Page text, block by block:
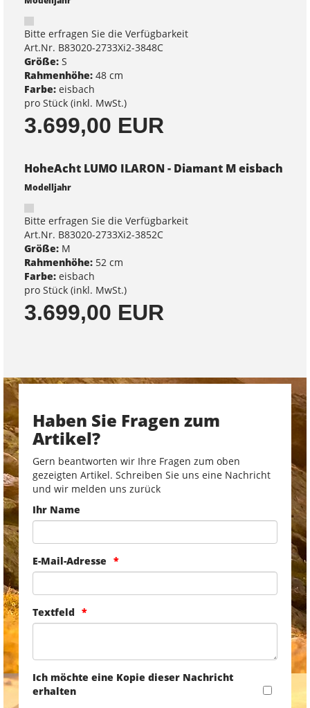
Bitte erfragen Sie die Verfügbarkeit
Art.Nr. B83020-2733Xi2-3848C
Größe: S
Rahmenhöhe: 48 cm
Farbe: eisbach
pro Stück (inkl. MwSt.)
3.699,00 EUR
HoheAcht LUMO ILARON - Diamant M eisbach
Modelljahr
Bitte erfragen Sie die Verfügbarkeit
Art.Nr. B83020-2733Xi2-3852C
Größe: M
Rahmenhöhe: 52 cm
Farbe: eisbach
pro Stück (inkl. MwSt.)
3.699,00 EUR
Haben Sie Fragen zum
Artikel?
Gern beantworten wir Ihre Fragen zum oben
gezeigten Artikel. Schreiben Sie uns eine Nachricht
und wir melden uns zurück
Ihr Name
E-Mail-Adresse
Textfeld
Ich möchte eine Kopie dieser Nachricht
erhalten